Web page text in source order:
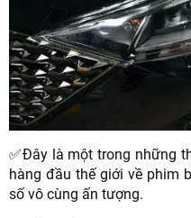
✅Đây là một trong những
hàng đầu thế giới về phim
số vô cùng ấn tượng.